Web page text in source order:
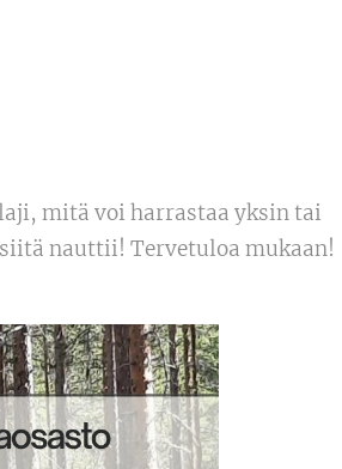
mitä voi harrastaa yksin tai
nauttii! Tervetuloa mukaan!